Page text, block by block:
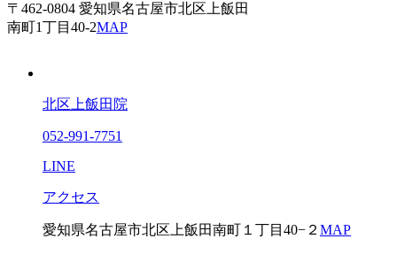
〒462-0804 愛知県名古屋市北区上飯田
南町1丁目40-2MAP
北区上飯田院
052-991-7751
LINE
アクセス
愛知県名古屋市北区上飯田南町１丁目40−２ MAP